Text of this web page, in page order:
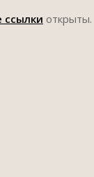
ссылки открыты.